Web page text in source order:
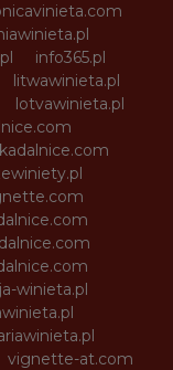
info365.pl
litwawinieta.pl
lotvawinieta.pl
winieta.pl
vignette-at.com